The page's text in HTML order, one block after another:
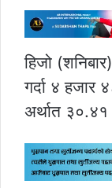
हिजो
गर्दा ४ हजार
अर्थात